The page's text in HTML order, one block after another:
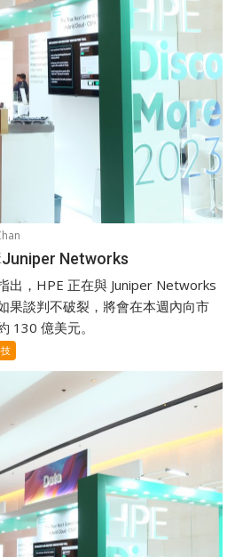
Networks
出，HPE 正在與 Juniper Networks
果談判不破裂，將會在本週內向市
130 億美元。